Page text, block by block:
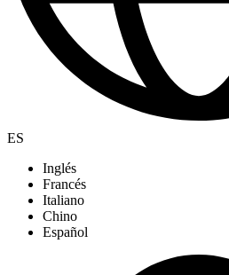
ES
Inglés
Francés
Italiano
Chino
Español